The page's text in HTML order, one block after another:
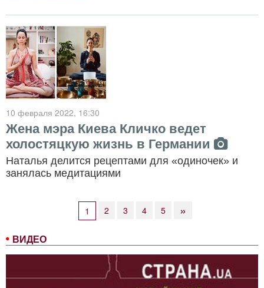
ВИДЕО
10 февраля 2022, 16:30
Жена мэра Киева Кличко ведет
холостяцкую жизнь в Германии
Наталья делится рецептами для «одиночек» и
занялась медитациями
1 2 3 4 5 »